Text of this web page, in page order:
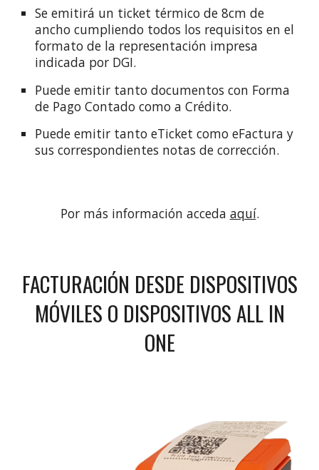
Se emitirá un ticket térmico de 8cm de
ancho cumpliendo todos los requisitos en el
formato de la representación impresa
indicada por DGI.
Puede emitir tanto documentos con Forma
de Pago Contado como a Crédito.
Puede emitir tanto eTicket como eFactura y
sus correspondientes notas de corrección.
Por más información acceda aquí.
FACTURACIÓN DESDE DISPOSITIVOS
MÓVILES O DISPOSITIVOS ALL IN
ONE